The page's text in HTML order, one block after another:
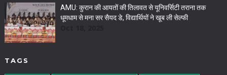
AMU: कुरान की आयतों की तिलावत से यूनिवर्सिटी तराना तक
धूमधाम से मना सर सैयद डे, विद्यार्थियों ने खूब ली सेल्फी
TAGS